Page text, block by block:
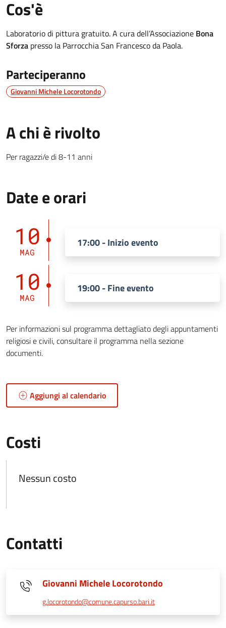
Cos'è
Laboratorio di pittura gratuito. A cura dell’Associazione Bona
Sforza presso la Parrocchia San Francesco da Paola.
Parteciperanno
Giovanni Michele Locorotondo
A chi è rivolto
Per ragazzi/e di 8-11 anni
Date e orari
10
MAG
17:00 - Inizio evento
10
MAG
19:00 - Fine evento
Per informazioni sul programma dettagliato degli appuntamenti
religiosi e civili, consultare il programma nella sezione
documenti.
Aggiungi al calendario
Costi
Nessun costo
Contatti
Giovanni Michele Locorotondo
g.locorotondo@comune.capurso.bari.it